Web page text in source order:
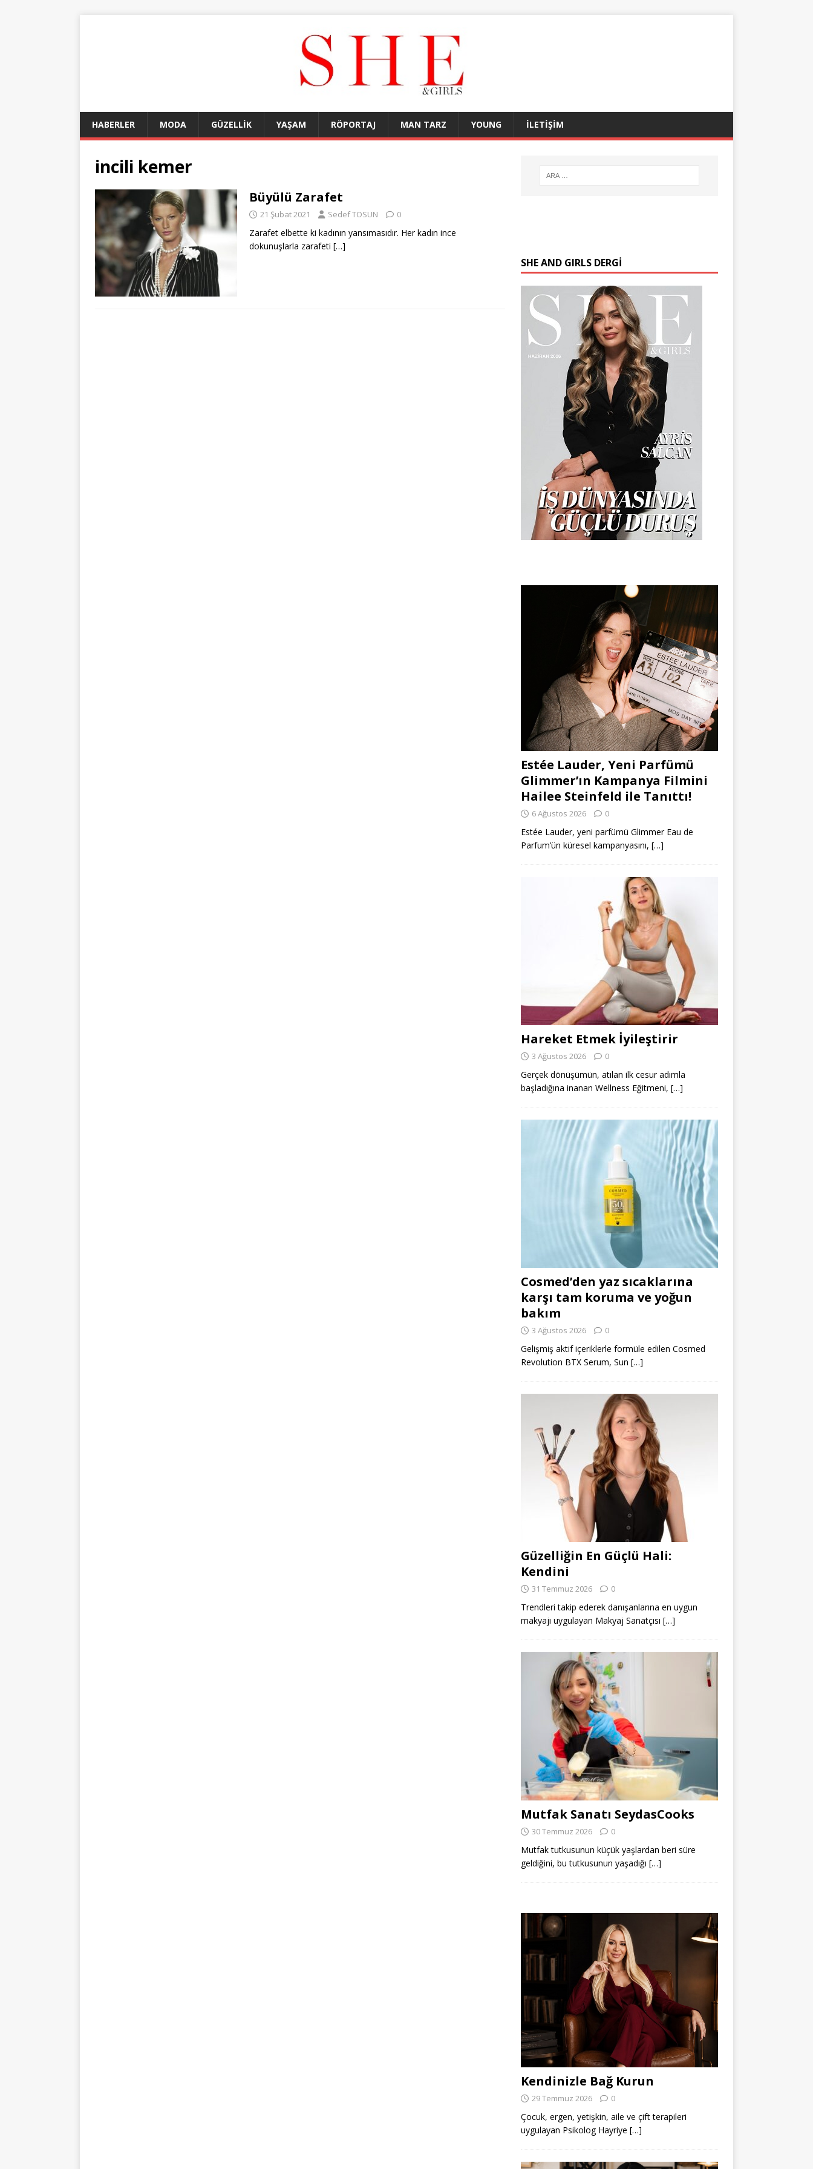
HABERLER MODA GÜZELLİK YAŞAM RÖPORTAJ MAN TARZ YOUNG İLETİŞİM
incili kemer
Büyülü Zarafet
21 Şubat 2021 Sedef TOSUN 0
Zarafet elbette ki kadının yansımasıdır. Her kadın ince
dokunuşlarla zarafeti […]
SHE AND GIRLS DERGİ
Estée Lauder, Yeni Parfümü
Glimmer’ın Kampanya Filmini
Hailee Steinfeld ile Tanıttı!
6 Ağustos 2026 0
Estée Lauder, yeni parfümü Glimmer Eau de
Parfum’ün küresel kampanyasını, […]
Hareket Etmek İyileştirir
3 Ağustos 2026 0
Gerçek dönüşümün, atılan ilk cesur adımla
başladığına inanan Wellness Eğitmeni, […]
Cosmed’den yaz sıcaklarına
karşı tam koruma ve yoğun
bakım
3 Ağustos 2026 0
Gelişmiş aktif içeriklerle formüle edilen Cosmed
Revolution BTX Serum, Sun […]
Güzelliğin En Güçlü Hali:
Kendini
31 Temmuz 2026 0
Trendleri takip ederek danışanlarına en uygun
makyajı uygulayan Makyaj Sanatçısı […]
Mutfak Sanatı SeydasCooks
30 Temmuz 2026 0
Mutfak tutkusunun küçük yaşlardan beri süre
geldiğini, bu tutkusunun yaşadığı […]
Kendinizle Bağ Kurun
29 Temmuz 2026 0
Çocuk, ergen, yetişkin, aile ve çift terapileri
uygulayan Psikolog Hayriye […]